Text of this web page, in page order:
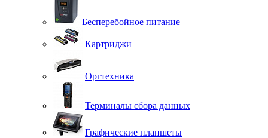
Бесперебойное питание
Картриджи
Оргтехника
Терминалы сбора данных
Графические планшеты